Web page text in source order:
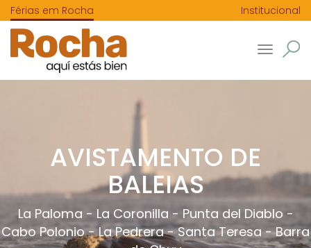
Férias em Rocha Institucional
Toggle
AVISTAMENTO DE
BALEIAS
La Paloma - La Coronilla - Punta del Diablo -
Cabo Polonio-La Pedrera-Santa Teresa-Barra